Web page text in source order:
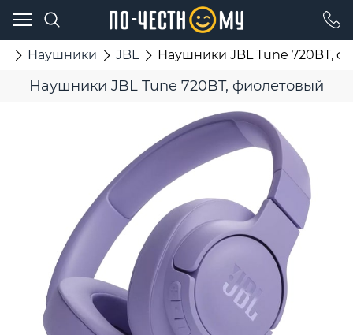
Наушники JBL Наушники JBL Tune 720BT,
Наушники JBL Tune 720BT, фиолетовый